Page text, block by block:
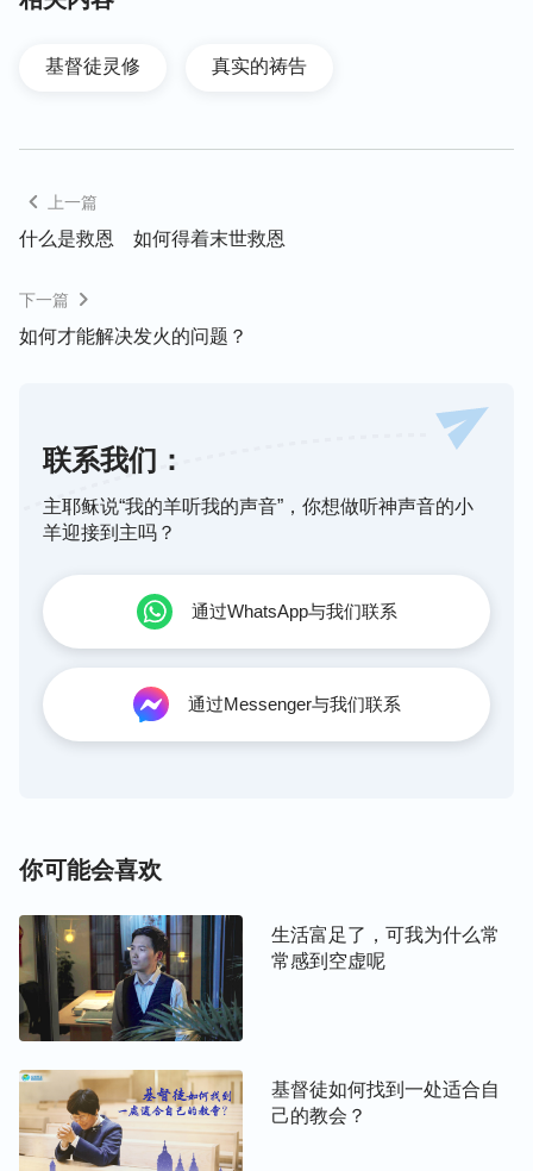
能获得圣灵作工，得着从神来的生命供应。正如主耶
主耶稣说：“
小孩子的样式，断不得进天国
人，也要求我们做单纯诚实的人，只有诚实人才能蒙
神拯救进天国。那到底什么是诚实人呢？诚实人的标
诚实人不仅仅是口里察不出谎言，最重要的是心里没
有诡诈、欺骗，能把心交给神，能用心来信神、爱
神，能跟神单纯敞开。另外，诚实人不欺骗神也不欺
骗人，为神花费没有交易、存心、索取。
我们明白了神的要求，再反省自己的所做所行就能看
到，我们为了维护自己的利益还能身不由己地说谎
为了自己得福、得冠冕，一旦自己的欲望得不到满足
就误解神、埋怨神，甚至还能背叛神，等等，离神要
感到平安踏实，与神的关系也就越来越近了。所以，
常关系的必要实行。
亲近神的路途3：凡事寻求真理
受，常常被这些吸引、诱惑，看见谁升官、涨工资、
子女考上大学、开豪车、住豪宅，心里就受搅扰，甚
至认为信神撇弃属世的享受吃亏了，也想去追逐世界
基督徒灵修 真实的祷告
上一篇
什么是救恩 如何得着末世救恩
下一篇
如何才能解决发火的问题？
联系我们：
主耶稣说“我的羊听我的声音”，你想做听神声音的小
羊迎接到主吗？
通过WhatsApp与我们联系
通过Messenger与我们联系
你可能会喜欢
生活富足了，可我为什么常
常感到空虚呢
基督徒如何找到一处适合自
己的教会？